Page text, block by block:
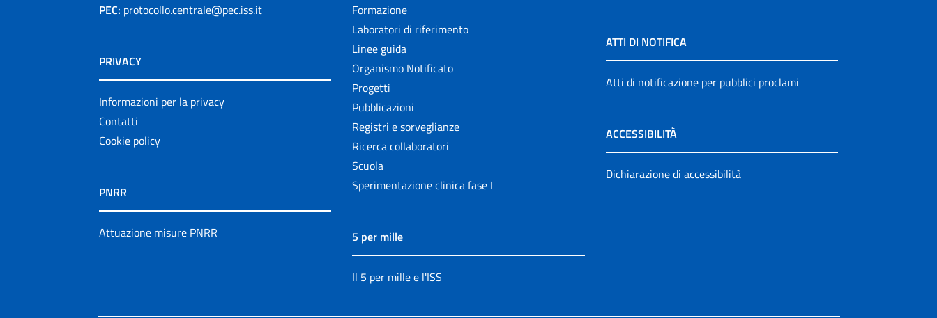
PEC: protocollo.centrale@pec.iss.it
PRIVACY
Informazioni per la privacy
Contatti
Cookie policy
PNRR
Attuazione misure PNRR
Formazione
Laboratori di riferimento
Linee guida
Organismo Notificato
Progetti
Pubblicazioni
Registri e sorveglianze
Ricerca collaboratori
Scuola
Sperimentazione clinica fase I
5 per mille
Il 5 per mille e l'ISS
ATTI DI NOTIFICA
Atti di notificazione per pubblici proclami
ACCESSIBILITÀ
Dichiarazione di accessibilità